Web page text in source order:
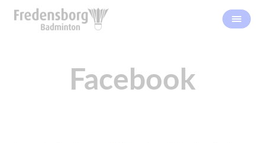
Facebook